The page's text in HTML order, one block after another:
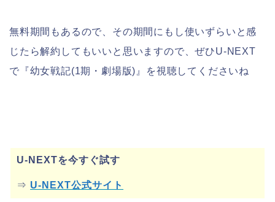
無料期間もあるので、その期間にもし使いずらいと感
じたら解約してもいいと思いますので、ぜひU-NEXT
で『幼女戦記(1期・劇場版)』を視聴してくださいね
U-NEXTを今すぐ試す
⇒ U-NEXT公式サイト